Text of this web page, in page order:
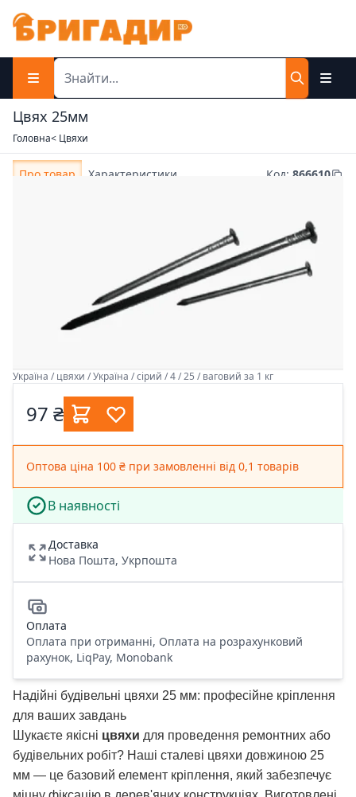
Цвях 25мм
Головна< Цвяхи
Про товар Характеристики Код: 866610
Україна / цвяхи / Україна / сірий / 4 / 25 / ваговий за 1 кг
97 ₴
Оптова ціна 100 ₴ при замовленні від 0,1 товарів
В наявності
Доставка
Нова Пошта, Укрпошта
Оплата
Оплата при отриманні, Оплата на розрахунковий
рахунок, LiqPay, Monobank
Надійні будівельні цвяхи 25 мм: професійне кріплення
для ваших завдань
Шукаєте якісні цвяхи для проведення ремонтних або
будівельних робіт? Наші сталеві цвяхи довжиною 25
мм — це базовий елемент кріплення, який забезпечує